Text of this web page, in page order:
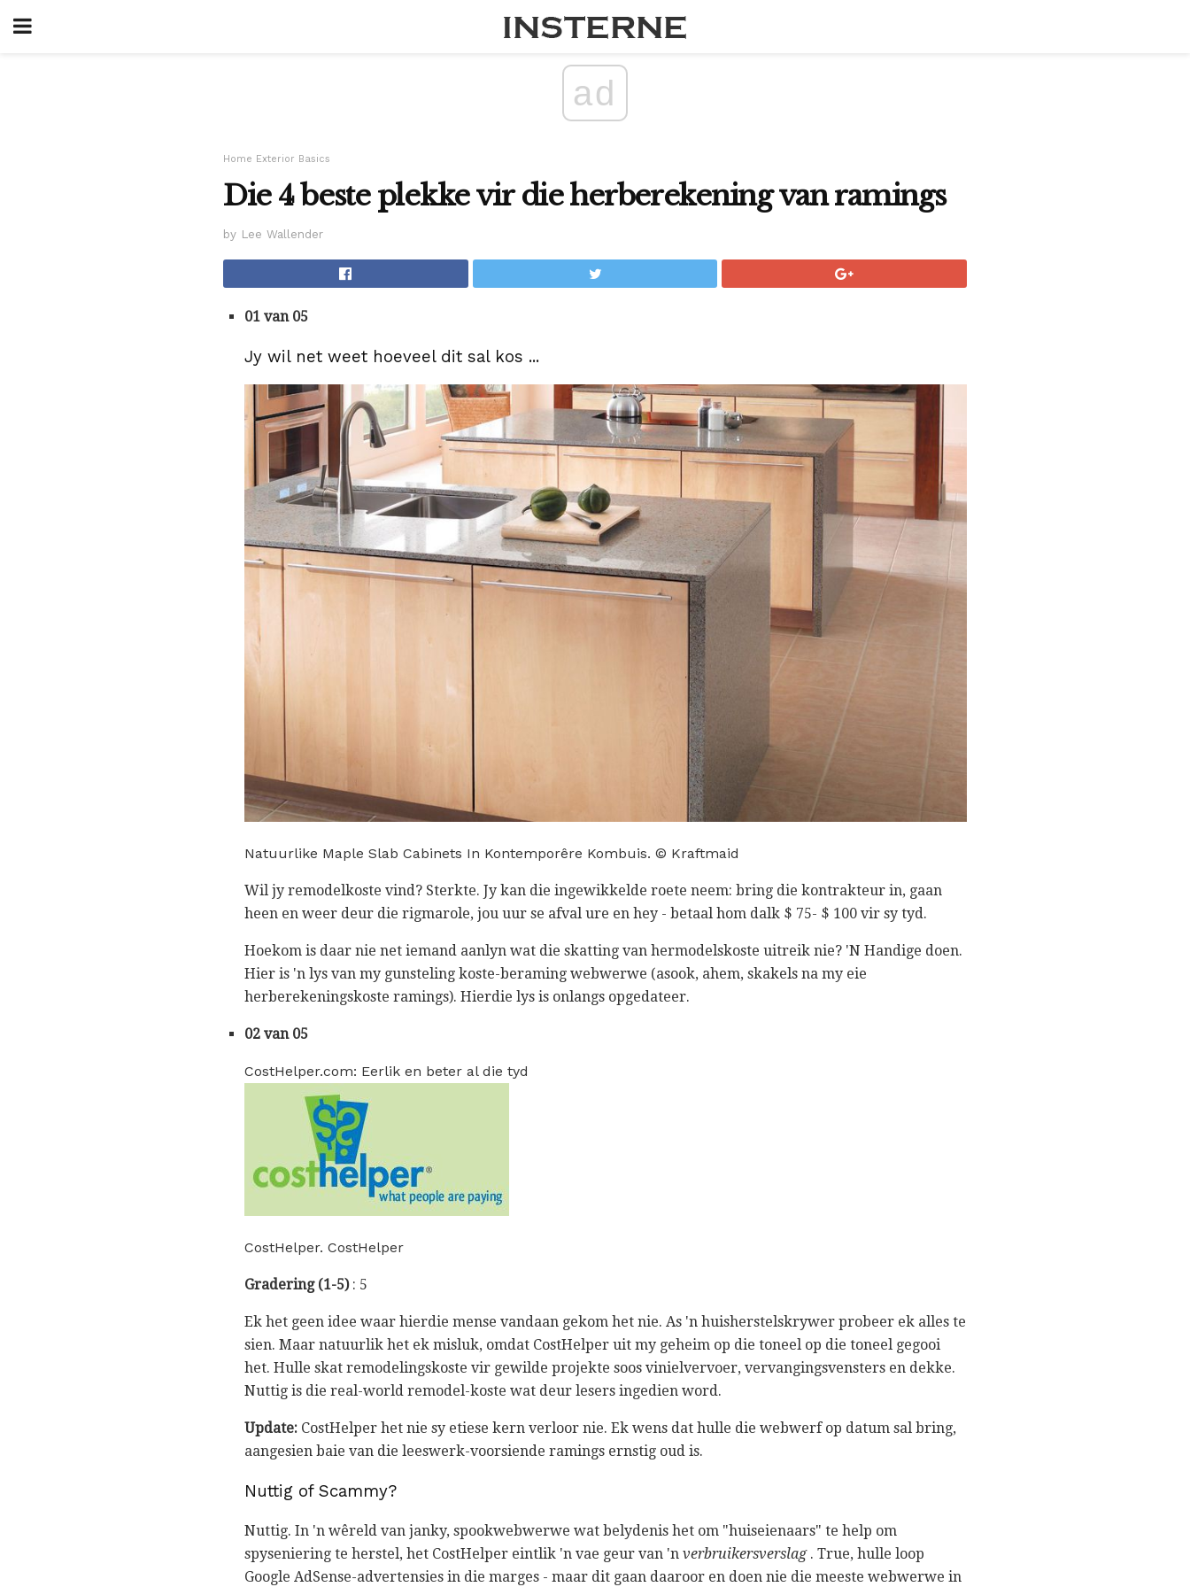
ad
Home Exterior Basics
Die 4 beste plekke vir die herberekening van ramings
by Lee Wallender
01 van 05
Jy wil net weet hoeveel dit sal kos ...
Natuurlike Maple Slab Cabinets In Kontemporêre Kombuis. © Kraftmaid
Wil jy remodelkoste vind? Sterkte. Jy kan die ingewikkelde roete neem: bring die kontrakteur in, gaan
heen en weer deur die rigmarole, jou uur se afval ure en hey - betaal hom dalk $ 75- $ 100 vir sy tyd.
Hoekom is daar nie net iemand aanlyn wat die skatting van hermodelskoste uitreik nie? 'N Handige doen.
Hier is 'n lys van my gunsteling koste-beraming webwerwe (asook, ahem, skakels na my eie
herberekeningskoste ramings). Hierdie lys is onlangs opgedateer.
02 van 05
CostHelper.com: Eerlik en beter al die tyd
CostHelper. CostHelper
Gradering (1-5): 5
Ek het geen idee waar hierdie mense vandaan gekom het nie. As 'n huisherstelskrywer probeer ek alles te
sien. Maar natuurlik het ek misluk, omdat CostHelper uit my geheim op die toneel op die toneel gegooi
het. Hulle skat remodelingskoste vir gewilde projekte soos vinielvervoer, vervangingsvensters en dekke.
Nuttig is die real-world remodel-koste wat deur lesers ingedien word.
Update: CostHelper het nie sy etiese kern verloor nie. Ek wens dat hulle die webwerf op datum sal bring,
aangesien baie van die leeswerk-voorsiende ramings ernstig oud is.
Nuttig of Scammy?
Nuttig. In 'n wêreld van janky, spookwebwerwe wat belydenis het om "huiseienaars" te help om
spyseniering te herstel, het CostHelper eintlik 'n vae geur van 'n verbruikersverslag. True, hulle loop
Google AdSense-advertensies in die marges - maar dit gaan daaroor en doen nie die meeste webwerwe in